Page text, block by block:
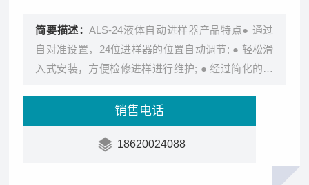
简要描述：ALS-24液体自动进样器产品特点● 通过
自对准设置，24位进样器的位置自动调节; ● 轻松滑
入式安装，方便检修进样进行维护; ● 经过简化的单
销售电话
18620024088